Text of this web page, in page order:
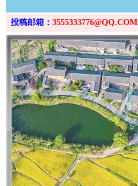
投稿邮箱： 3555333776@QQ.COM